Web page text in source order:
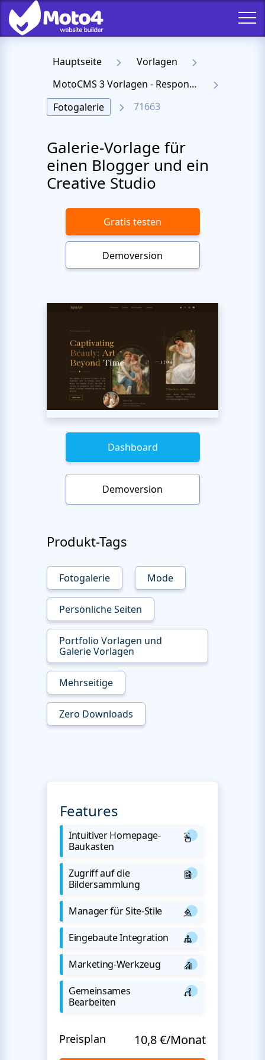
Hauptseite
Vorlagen
MotoCMS 3 Vorlagen - Responsive Templates für Website
Fotogalerie
71663
Galerie-Vorlage für
einen Blogger und ein
Creative Studio
Gratis testen
Demoversion
Dashboard
Demoversion
Produkt-Tags
Fotogalerie Mode
Persönliche Seiten
Portfolio Vorlagen und
Galerie Vorlagen
Mehrseitige
Zero Downloads
Features
Intuitiver Homepage-
Baukasten
Zugriff auf die
Bildersammlung
Manager für Site-Stile
Eingebaute Integration
Marketing-Werkzeug
Gemeinsames
Bearbeiten
Preisplan 10,8 €/Monat